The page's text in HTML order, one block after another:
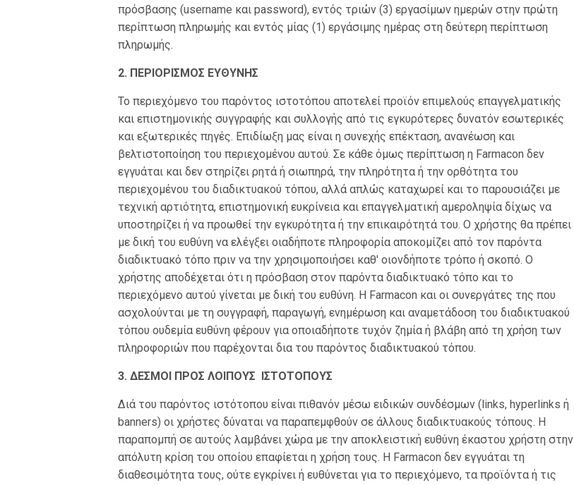
πρόσβασης (username και password), εντός τριών (3) εργασίμων ημερών στην πρώτη
περίπτωση πληρωμής και εντός μίας (1) εργάσιμης ημέρας στη δεύτερη περίπτωση
πληρωμής.
2. ΠΕΡΙΟΡΙΣΜΟΣ ΕΥΘΥΝΗΣ
Το περιεχόμενο του παρόντος ιστοτόπου αποτελεί προϊόν επιμελούς επαγγελματικής
και επιστημονικής συγγραφής και συλλογής από τις εγκυρότερες δυνατόν εσωτερικές
και εξωτερικές πηγές. Επιδίωξη μας είναι η συνεχής επέκταση, ανανέωση και
βελτιστοποίηση του περιεχομένου αυτού. Σε κάθε όμως περίπτωση η Farmacon δεν
εγγυάται και δεν στηρίζει ρητά ή σιωπηρά, την πληρότητα ή την ορθότητα του
περιεχομένου του διαδικτυακού τόπου, αλλά απλώς καταχωρεί και το παρουσιάζει με
τεχνική αρτιότητα, επιστημονική ευκρίνεια και επαγγελματική αμεροληψία δίχως να
υποστηρίζει ή να προωθεί την εγκυρότητα ή την επικαιρότητά του. Ο χρήστης θα πρέπει
με δική του ευθύνη να ελέγξει οιαδήποτε πληροφορία αποκομίζει από τον παρόντα
διαδικτυακό τόπο πριν να την χρησιμοποιήσει καθ' οιονδήποτε τρόπο ή σκοπό. Ο
χρήστης αποδέχεται ότι η πρόσβαση στον παρόντα διαδικτυακό τόπο και το
περιεχόμενο αυτού γίνεται με δική του ευθύνη. Η Farmacon και οι συνεργάτες της που
ασχολούνται με τη συγγραφή, παραγωγή, ενημέρωση και αναμετάδοση του διαδικτυακού
τόπου ουδεμία ευθύνη φέρουν για οποιαδήποτε τυχόν ζημία ή βλάβη από τη χρήση των
πληροφοριών που παρέχονται δια του παρόντος διαδικτυακού τόπου.
3. ΔΕΣΜΟΙ ΠΡΟΣ ΛΟΙΠΟΥΣ ΙΣΤΟΤΟΠΟΥΣ
Διά του παρόντος ιστότοπου είναι πιθανόν μέσω ειδικών συνδέσμων (links, hyperlinks ή
banners) οι χρήστες δύναται να παραπεμφθούν σε άλλους διαδικτυακούς τόπους. Η
παραπομπή σε αυτούς λαμβάνει χώρα με την αποκλειστική ευθύνη έκαστου χρήστη στην
απόλυτη κρίση του οποίου επαφίεται η χρήση τους. H Farmacon δεν εγγυάται τη
διαθεσιμότητα τους, ούτε εγκρίνει ή ευθύνεται για το περιεχόμενο, τα προϊόντα ή τις